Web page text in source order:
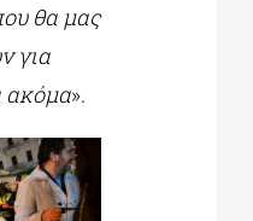
θα μας
για
ακόμα».